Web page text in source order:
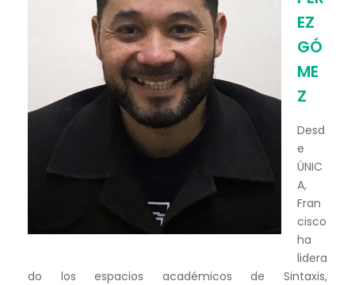
EZ
GÓ
ME
Z
Desd
e
ÚNIC
A,
Fran
cisco
ha
lidera
do los espacios académicos de Sintaxis,